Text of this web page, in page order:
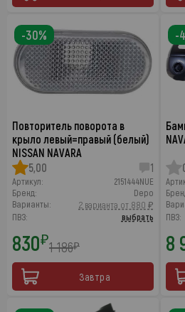
Повторитель поворота в
крыло левый=правый (белый)
NISSAN NAVARA
5,00
1
Артикул:
2151444NUE
Бренд:
Depo
Варианты:
2 варианта от 880 ₽
ПВЗ:
выбрать
830₽1 186₽
Завтра
-30%
ПВЗ:
8
-